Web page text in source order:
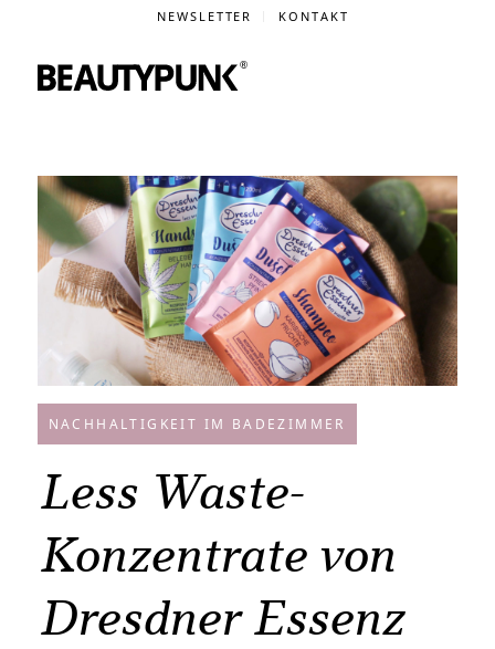
NEWSLETTER KONTAKT
NACHHALTIGKEIT IM BADEZIMMER
Less Waste-
Konzentrate von
Dresdner Essenz